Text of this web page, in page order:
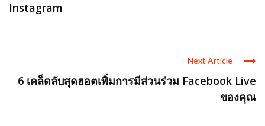
Instagram
Next Article
6 เคล็ดลับสุดฮอตเพิ่มการมีส่วนร่วม Facebook Live
ของคุณ